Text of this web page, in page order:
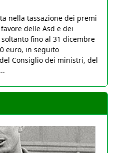
nella tassazione dei premi
delle Asd e dei
fino al 31 dicembre
euro, in seguito
Consiglio dei ministri, del